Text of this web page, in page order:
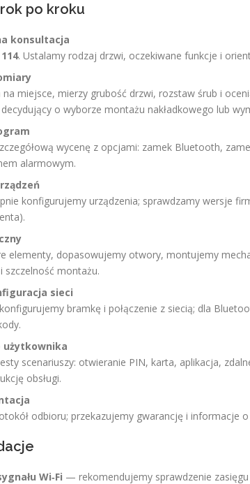
po kroku
konsultacja
. Ustalamy rodzaj drzwi, oczekiwane funkcje i
na miejsce, mierzy grubość drzwi, rozstaw śrub i
o wyborze montażu nakładkowego lub
wycenę z opcjami: zamek Bluetooth,
alarmowym.
konfigurujemy urządzenia; sprawdzamy wersje
elementy, dopasowujemy otwory, montujemy
szczelność montażu.
sieci
bramkę i połączenie z siecią; dla
użytkownika
scenariuszy: otwieranie PIN, karta, aplikacja,
obsługi.
odbioru; przekazujemy gwarancję i informacje o
Wi‑Fi — rekomendujemy sprawdzenie